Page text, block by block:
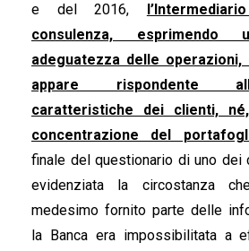
e del 2016,
consulenza,
adeguatezza delle
appare rispondente
caratteristiche dei clienti,
concentrazione del
finale del questionario di uno dei
evidenziata la circostanza
medesimo fornito parte delle
la Banca era impossibilitata a